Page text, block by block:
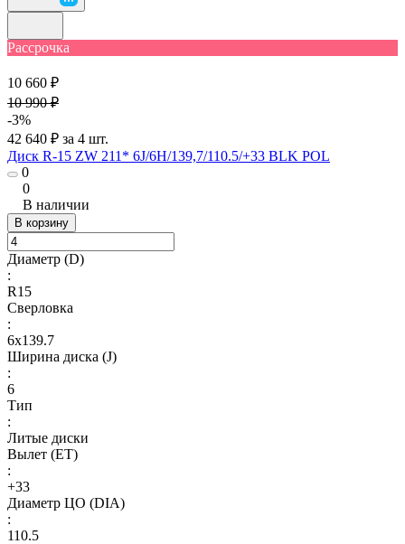
Рассрочка
10 660 ₽
10 990 ₽
-3%
42 640 ₽ за 4 шт.
Диск R-15 ZW 211* 6J/6H/139,7/110.5/+33 BLK POL
0
0
В наличии
В корзину
Диаметр (D)
:
R15
Сверловка
:
6х139.7
Ширина диска (J)
:
6
Тип
:
Литые диски
Вылет (ET)
:
+33
Диаметр ЦО (DIA)
:
110.5